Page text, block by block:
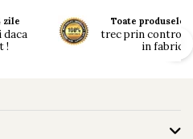
zile
!
Toate produsele
trec prin
in fabrici !